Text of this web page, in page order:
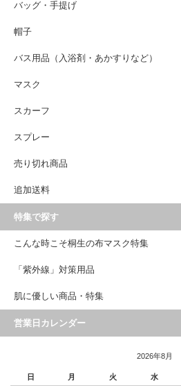
バッグ・手提げ
帽子
バス用品（入浴剤・あかすりなど）
マスク
スカーフ
スプレー
売り切れ商品
追加送料
特集で探す
こんな時こそ桐生の布マスク特集
「紫外線」対策用品
肌に優しい商品・特集
営業日カレンダー
2026年8月
日 月 火 水